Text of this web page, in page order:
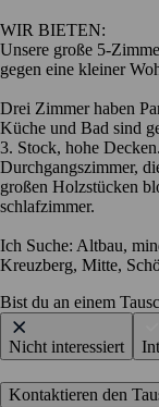
WIR BIETEN:
Unsere große 5-
gegen eine kleiner
Drei Zimmer haben
Küche und Bad sind
3. Stock, hohe
Durchgangszimmer,
großen Holzstücken
schlafzimmer.
Ich Suche: Altbau,
Kreuzberg, Mitte,
Bist du an einem
Nicht interessiert
Kontaktieren den